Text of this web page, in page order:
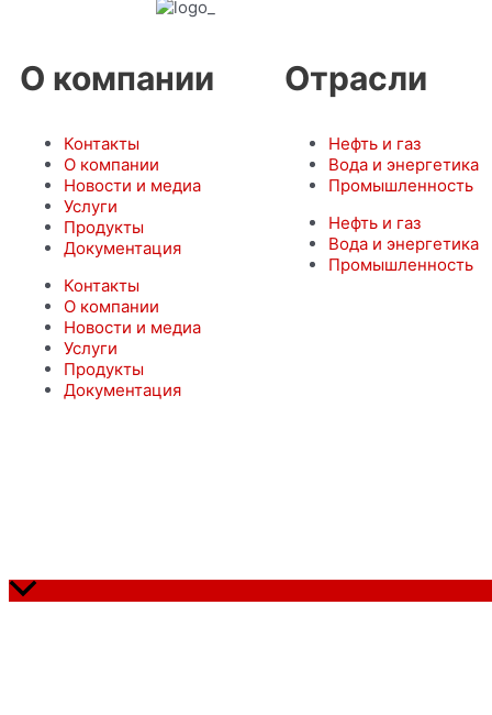
О компании
Контакты
О компании
Новости и медиа
Услуги
Продукты
Документация
Контакты
О компании
Новости и медиа
Услуги
Продукты
Документация
Отрасли
Нефть и газ
Вода и энергетика
Промышленность
Нефть и газ
Вода и энергетика
Промышленность